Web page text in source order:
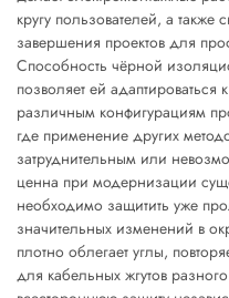
кругу пользователей, а также
завершения проектов для
Способность чёрной
позволяет ей
различным конфигурациям
где применение других
затруднительным или
ценна при модернизации
необходимо защитить уже
значительных изменений в
плотно облегает углы,
для кабельных жгутов